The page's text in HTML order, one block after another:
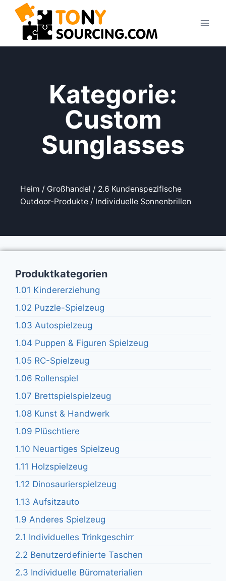
Kategorie:
Custom
Sunglasses
Heim / Großhandel / 2.6 Kundenspezifische
Outdoor-Produkte / Individuelle Sonnenbrillen
Produktkategorien
1.01 Kindererziehung
1.02 Puzzle-Spielzeug
1.03 Autospielzeug
1.04 Puppen & Figuren Spielzeug
1.05 RC-Spielzeug
1.06 Rollenspiel
1.07 Brettspielspielzeug
1.08 Kunst & Handwerk
1.09 Plüschtiere
1.10 Neuartiges Spielzeug
1.11 Holzspielzeug
1.12 Dinosaurierspielzeug
1.13 Aufsitzauto
1.9 Anderes Spielzeug
2.1 Individuelles Trinkgeschirr
2.2 Benutzerdefinierte Taschen
2.3 Individuelle Büromaterialien